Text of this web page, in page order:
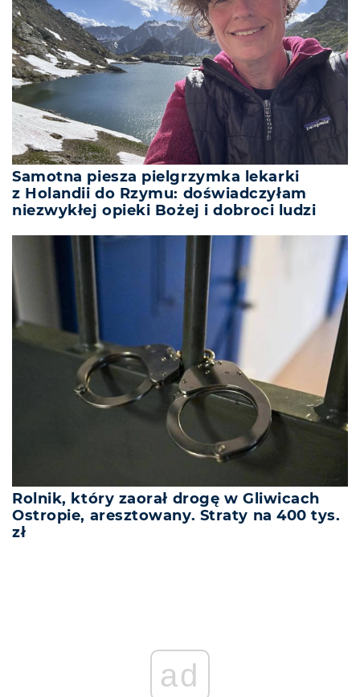
Samotna piesza pielgrzymka lekarki
z Holandii do Rzymu: doświadczyłam
niezwykłej opieki Bożej i dobroci ludzi
Rolnik, który zaorał drogę w Gliwicach
Ostropie, aresztowany. Straty na 400 tys.
zł
ad